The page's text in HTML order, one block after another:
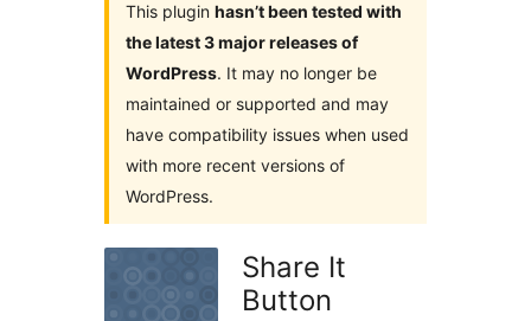
This plugin hasn’t been tested with
the latest 3 major releases of
WordPress. It may no longer be
maintained or supported and may
have compatibility issues when used
with more recent versions of
WordPress.
Share It
Button